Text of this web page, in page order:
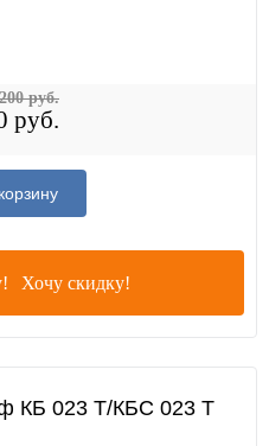
руб.
руб.
Хочу скидку!
КБ 023 Т/КБС 023 Т